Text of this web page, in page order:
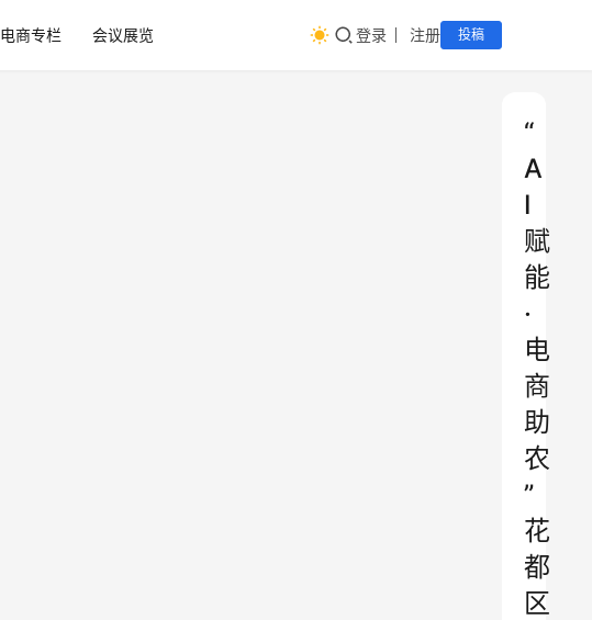
电商专栏 会议展览 登录 注册 投稿
“
A
I
赋
能
·
电
商
助
农
”
花
都
区